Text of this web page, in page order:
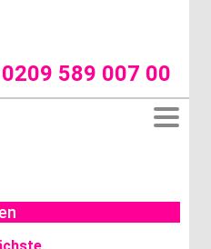
0209 589 007 00